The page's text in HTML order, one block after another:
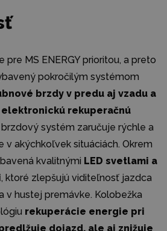
MS ENERGY prioritou, a preto
pokročilým systémom
brzdy v predu aj vzadu a
rekuperačnú
systém zaručuje rýchle a
v akýchkoľvek situáciách. Okrem
kvalitnými LED svetlami a
, ktoré zlepšujú viditeľnosť jazdca
v hustej premávke. Kolobežka
rekuperácie energie pri
dojazd, ale aj znižuje